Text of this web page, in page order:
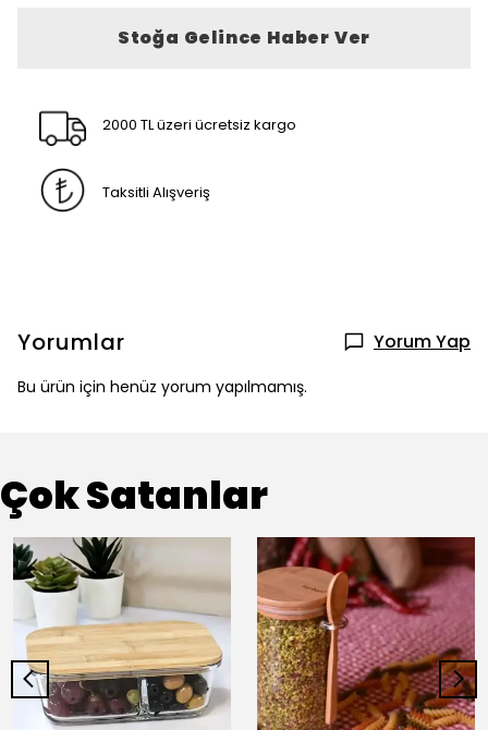
Stoğa Gelince Haber Ver
2000 TL üzeri ücretsiz kargo
Taksitli Alışveriş
Yorumlar Yorum Yap
Bu ürün için henüz yorum yapılmamış.
Çok Satanlar